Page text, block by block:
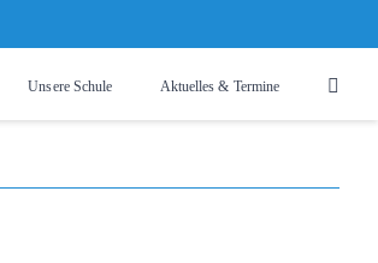
Unsere Schule Aktuelles & Termine